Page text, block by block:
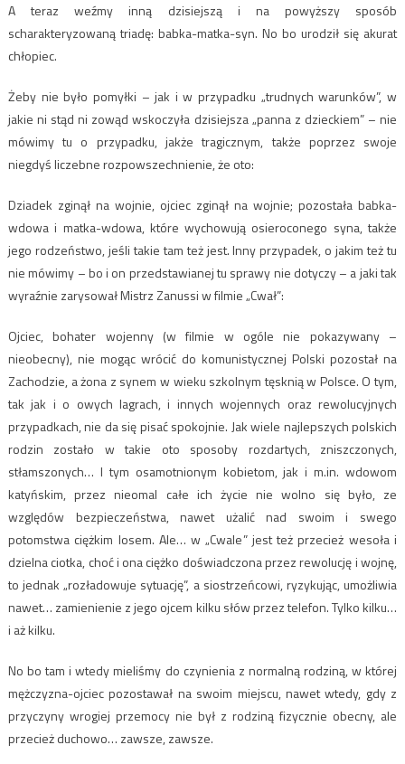
A teraz weźmy inną dzisiejszą i na powyższy sposób
scharakteryzowaną triadę: babka-matka-syn. No bo urodził się akurat
chłopiec.
Żeby nie było pomyłki – jak i w przypadku „trudnych warunków”, w
jakie ni stąd ni zowąd wskoczyła dzisiejsza „panna z dzieckiem” – nie
mówimy tu o przypadku, jakże tragicznym, także poprzez swoje
niegdyś liczebne rozpowszechnienie, że oto:
Dziadek zginął na wojnie, ojciec zginął na wojnie; pozostała babka-
wdowa i matka-wdowa, które wychowują osieroconego syna, także
jego rodzeństwo, jeśli takie tam też jest. Inny przypadek, o jakim też tu
nie mówimy – bo i on przedstawianej tu sprawy nie dotyczy – a jaki tak
wyraźnie zarysował Mistrz Zanussi w filmie „Cwał”:
Ojciec, bohater wojenny (w filmie w ogóle nie pokazywany –
nieobecny), nie mogąc wrócić do komunistycznej Polski pozostał na
Zachodzie, a żona z synem w wieku szkolnym tęsknią w Polsce. O tym,
tak jak i o owych lagrach, i innych wojennych oraz rewolucyjnych
przypadkach, nie da się pisać spokojnie. Jak wiele najlepszych polskich
rodzin zostało w takie oto sposoby rozdartych, zniszczonych,
stłamszonych… I tym osamotnionym kobietom, jak i m.in. wdowom
katyńskim, przez nieomal całe ich życie nie wolno się było, ze
względów bezpieczeństwa, nawet użalić nad swoim i swego
potomstwa ciężkim losem. Ale… w „Cwale” jest też przecież wesoła i
dzielna ciotka, choć i ona ciężko doświadczona przez rewolucję i wojnę,
to jednak „rozładowuje sytuację”, a siostrzeńcowi, ryzykując, umożliwia
nawet… zamienienie z jego ojcem kilku słów przez telefon. Tylko kilku…
i aż kilku.
No bo tam i wtedy mieliśmy do czynienia z normalną rodziną, w której
mężczyzna-ojciec pozostawał na swoim miejscu, nawet wtedy, gdy z
przyczyny wrogiej przemocy nie był z rodziną fizycznie obecny, ale
przecież duchowo… zawsze, zawsze.